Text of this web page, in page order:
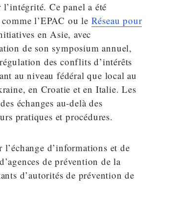
Ce panel a été
l’EPAC ou le Réseau pour
en Asie, avec
de son symposium annuel,
des conflits d’intérêts
au niveau fédéral que local au
en Croatie et en Italie. Les
échanges au-delà des
pratiques et procédures.
d’informations et de
de prévention de la
d’autorités de prévention de